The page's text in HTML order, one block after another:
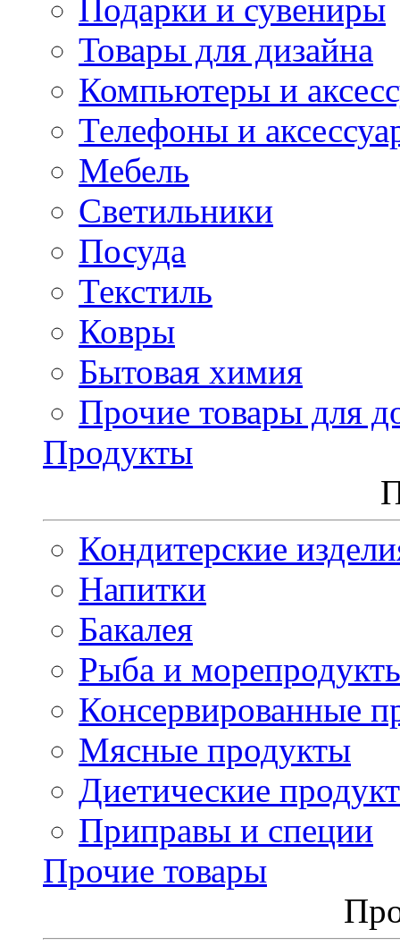
Подарки и сувениры
Товары для дизайна
Компьютеры и
Телефоны и
Мебель
Светильники
Посуда
Текстиль
Ковры
Бытовая химия
Прочие товары для
Продукты
Кондитерские
Напитки
Бакалея
Рыба и
Консервированные
Мясные продукты
Диетические
Приправы и специи
Прочие товары